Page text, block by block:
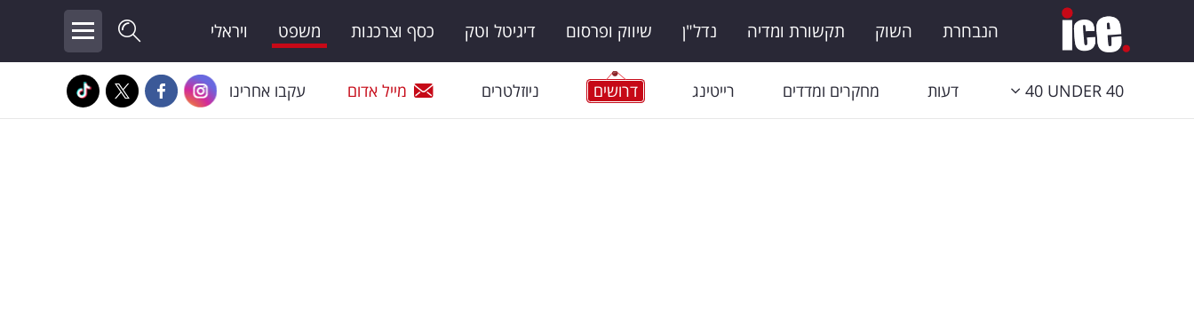
הנבחרת השוק תקשורת ומדיה נדל"ן שיווק ופרסום דיגיטל וטק כסף וצרכנות משפט ויראלי
40 UNDER 40 דעות מחקרים ומדדים רייטינג דרושים ניוזלטרים מייל אדום עקבו אחרינו